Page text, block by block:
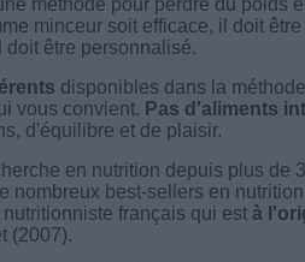
minceur soit efficace, il doit
doit être personnalisé.
disponibles dans la
vous convient. Pas d'aliments
d'équilibre et de plaisir.
en nutrition depuis plus de
nombreux best-sellers en
français qui est à
(2007).